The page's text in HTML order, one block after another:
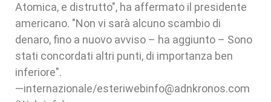
Atomica, e distrutto", ha affermato il presidente
americano. "Non vi sarà alcuno scambio di
denaro, fino a nuovo avviso – ha aggiunto – Sono
stati concordati altri punti, di importanza ben
inferiore".
—internazionale/esteriwebinfo@adnkronos.com